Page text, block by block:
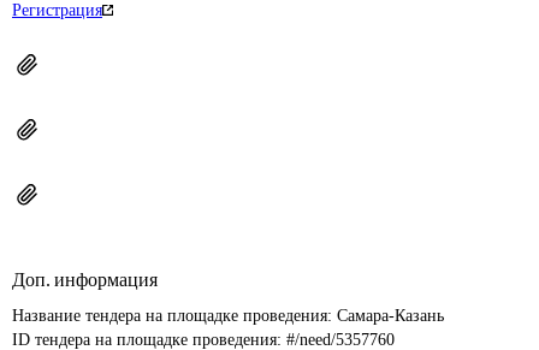
Регистрация
Доп. информация
Название тендера на площадке проведения: Самара-Казань
ID тендера на площадке проведения: #/need/5357760